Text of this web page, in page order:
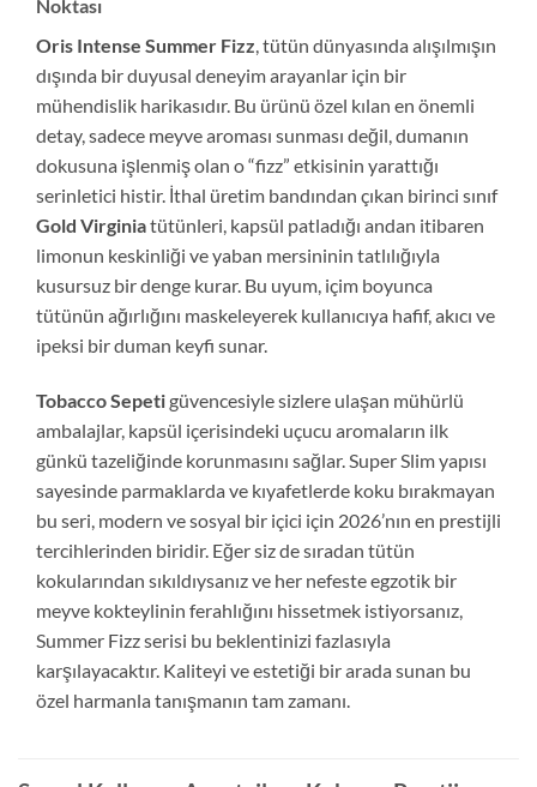
Noktası
Oris Intense Summer Fizz, tütün dünyasında alışılmışın
dışında bir duyusal deneyim arayanlar için bir
mühendislik harikasıdır. Bu ürünü özel kılan en önemli
detay, sadece meyve aroması sunması değil, dumanın
dokusuna işlenmiş olan o “fizz” etkisinin yarattığı
serinletici histir. İthal üretim bandından çıkan birinci sınıf
Gold Virginiatütünleri, kapsül patladığı andan itibaren
limonun keskinliği ve yaban mersininin tatlılığıyla
kusursuz bir denge kurar. Bu uyum, içim boyunca
tütünün ağırlığını maskeleyerek kullanıcıya hafif, akıcı ve
ipeksi bir duman keyfi sunar.
Tobacco Sepetigüvencesiyle sizlere ulaşan mühürlü
ambalajlar, kapsül içerisindeki uçucu aromaların ilk
günkü tazeliğinde korunmasını sağlar. Super Slim yapısı
sayesinde parmaklarda ve kıyafetlerde koku bırakmayan
bu seri, modern ve sosyal bir içici için 2026’nın en prestijli
tercihlerinden biridir. Eğer siz de sıradan tütün
kokularından sıkıldıysanız ve her nefeste egzotik bir
meyve kokteylinin ferahlığını hissetmek istiyorsanız,
Summer Fizz serisi bu beklentinizi fazlasıyla
karşılayacaktır. Kaliteyi ve estetiği bir arada sunan bu
özel harmanla tanışmanın tam zamanı.